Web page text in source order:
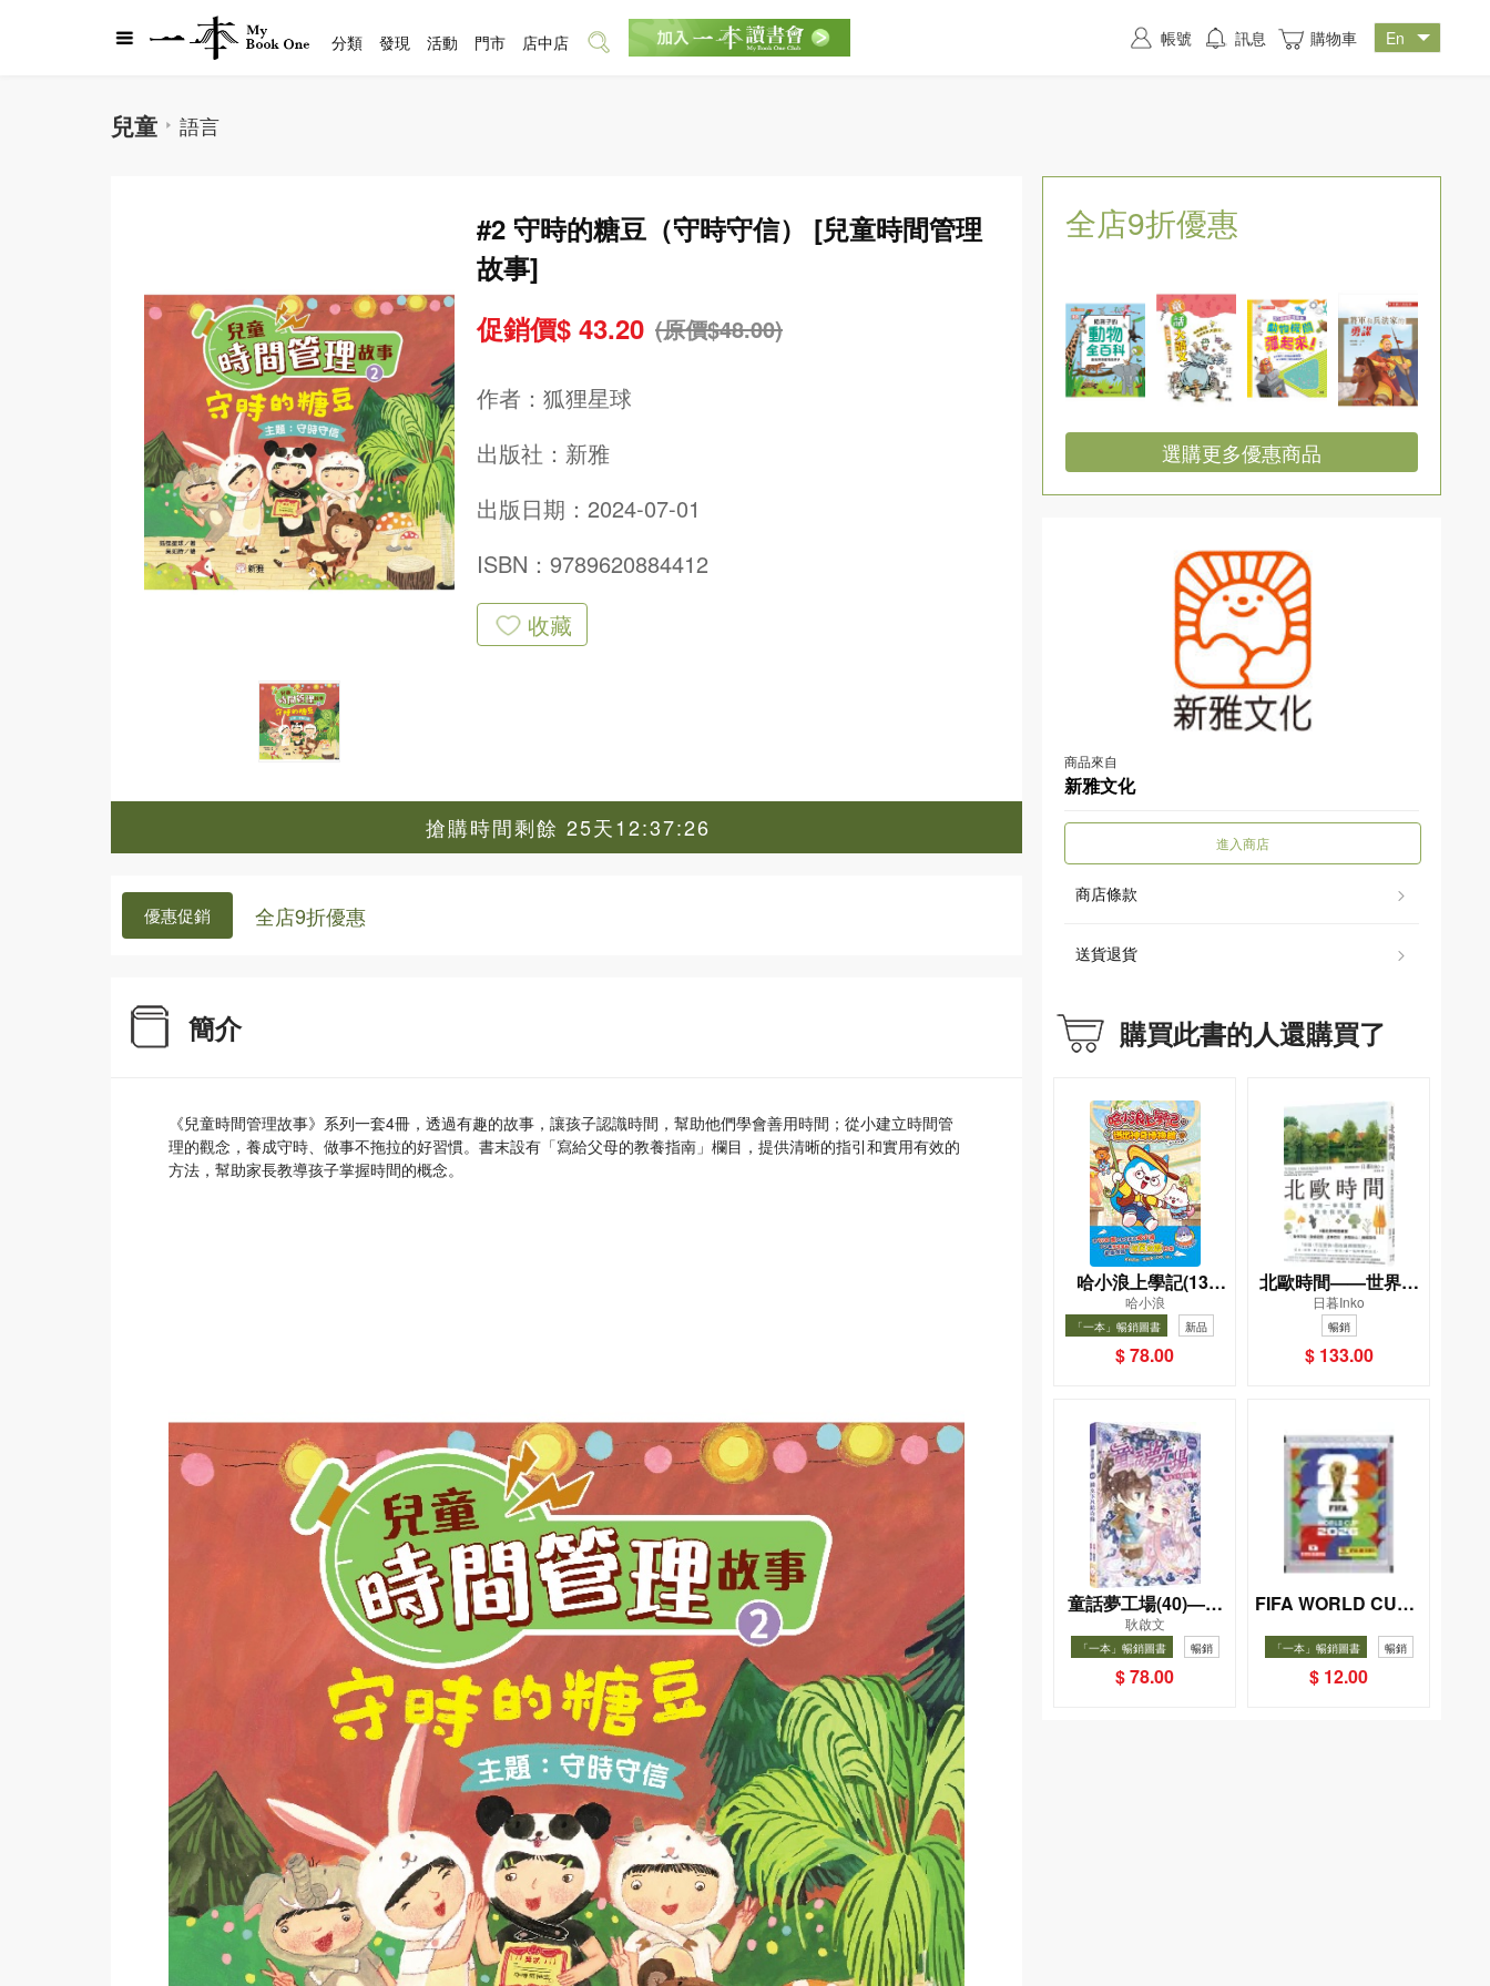
兒童 語言
#2 守時的糖豆（守時守信） [兒童時間管理
故事]
促銷價$ 43.20 (原價$48.00)
作者： 狐狸星球
出版社： 新雅
出版日期：2024-07-01
ISBN：9789620884412
收藏
搶購時間剩餘 25天12:37:25
優惠促銷 全店9折優惠
簡介
《兒童時間管理故事》系列一套4冊，透過有趣的故事，讓孩子認識時間，幫助他們學會善用時間；從小建立時間管
理的觀念，養成守時、做事不拖拉的好習慣。書末設有「寫給父母的教養指南」欄目，提供清晰的指引和實用有效的
方法，幫助家長教導孩子掌握時間的概念。
全店9折優惠
選購更多優惠商品
商品來自
新雅文化
進入商店
商店條款
送貨退貨
購買此書的人還購買了
哈小浪上學記(13)
——逃出神奇博物館
哈小浪
「一本」暢銷圖書
新品
暢銷
$ 78.00
北歐時間——世界第
一幸福國度教會我的
事
日暮Inko
暢銷
$ 133.00
童話夢工場(40)——
織女下凡結奇緣
耿啟文
「一本」暢銷圖書 暢銷
$ 78.00
FIFA WORLD CUP 2
貼紙包）
「一本」暢銷圖書 暢銷
$ 12.00
分類 發現 活動 門市 店中店 帳號 訊息 購物車